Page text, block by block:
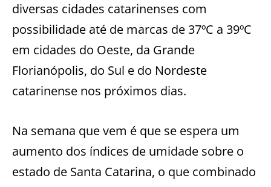
diversas cidades catarinenses com
possibilidade até de marcas de 37ºC a 39ºC
em cidades do Oeste, da Grande
Florianópolis, do Sul e do Nordeste
catarinense nos próximos dias.
Na semana que vem é que se espera um
aumento dos índices de umidade sobre o
estado de Santa Catarina, o que combinado